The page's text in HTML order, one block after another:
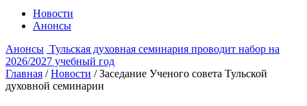
Новости
Анонсы
Анонсы Тульская духовная семинария проводит набор на
2026/2027 учебный год
Главная / Новости / Заседание Ученого совета Тульской
духовной семинарии